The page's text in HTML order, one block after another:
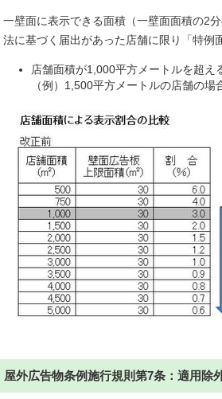
一壁面に表示できる面積（一壁面面積の2
法に基づく届出があった店舗に限り「特例
店舗面積が1,000平方メートルを超え
（例）1,500平方メートルの店舗の場
屋外広告物条例施行規則第7条：適用除